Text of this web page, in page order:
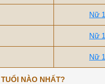
Nữ
Nữ
Nữ
NÀO NHẤT?